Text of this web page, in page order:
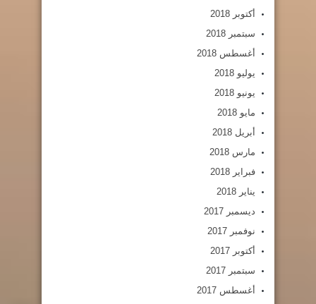
أكتوبر 2018
سبتمبر 2018
أغسطس 2018
يوليو 2018
يونيو 2018
مايو 2018
أبريل 2018
مارس 2018
فبراير 2018
يناير 2018
ديسمبر 2017
نوفمبر 2017
أكتوبر 2017
سبتمبر 2017
أغسطس 2017